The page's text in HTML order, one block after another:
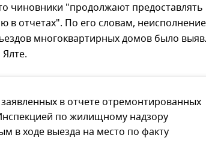
чиновники "продолжают предоставлять
в отчетах". По его словам, неисполнение
многоквартирных домов было
в отчете отремонтированных
по жилищному надзору
в ходе выезда на место по факту